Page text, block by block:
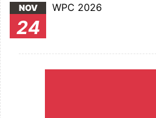
NOV
24
WPC 2026